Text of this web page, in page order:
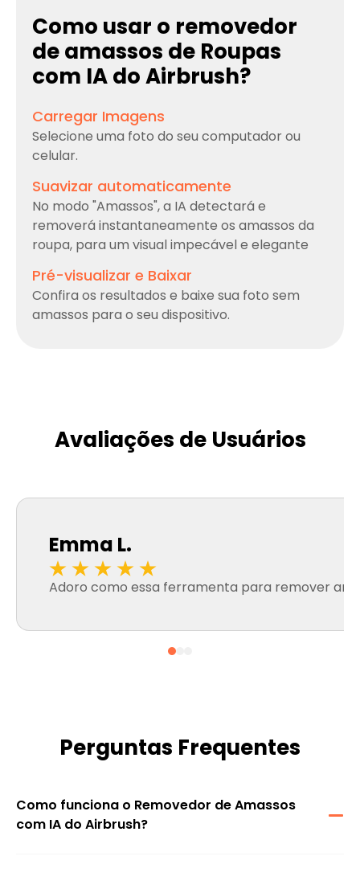
Como usar o removedor
de amassos de Roupas
com IA do Airbrush?
Carregar Imagens
Selecione uma foto do seu computador ou
celular.
Suavizar automaticamente
No modo "Amassos", a IA detectará e
removerá instantaneamente os amassos da
roupa, para um visual impecável e elegante
Pré-visualizar e Baixar
Confira os resultados e baixe sua foto sem
amassos para o seu dispositivo.
Avaliações de Usuários
Emma L.
Adoro como essa ferramenta para remover
Perguntas Frequentes
Como funciona o Removedor de Amassos
com IA do Airbrush?